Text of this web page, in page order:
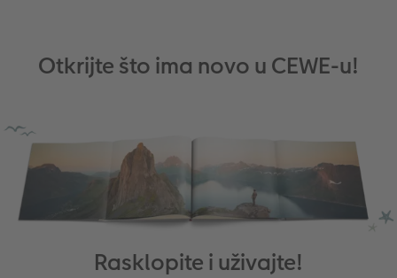
Otkrijte što ima novo u CEWE-u!
Rasklopite i uživajte!